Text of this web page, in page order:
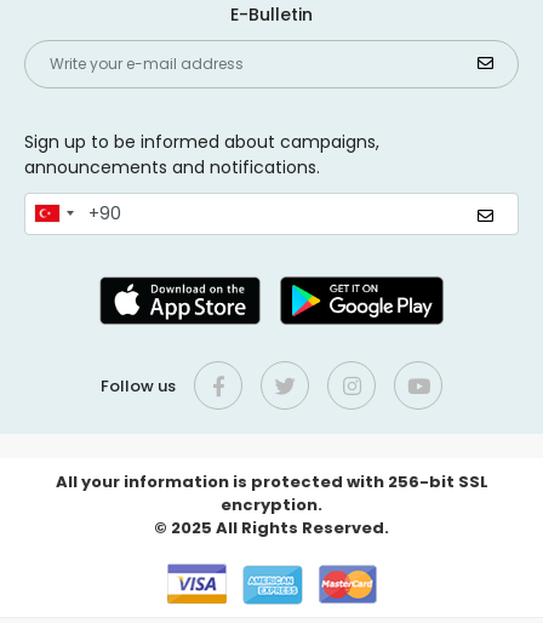
E-Bulletin
Sign up to be informed about campaigns,
announcements and notifications.
Follow us
All your information is protected with 256-bit SSL
encryption.
© 2025 All Rights Reserved.